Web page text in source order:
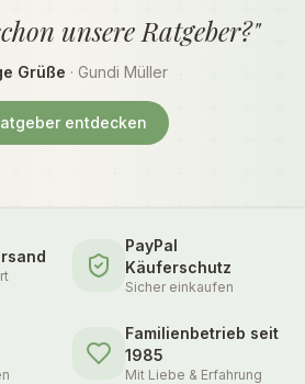
unsere Ratgeber?"
Grüße · Gundi Müller
entdecken
PayPal
Käuferschutz
Sicher einkaufen
Familienbetrieb seit
1985
Mit Liebe & Erfahrung